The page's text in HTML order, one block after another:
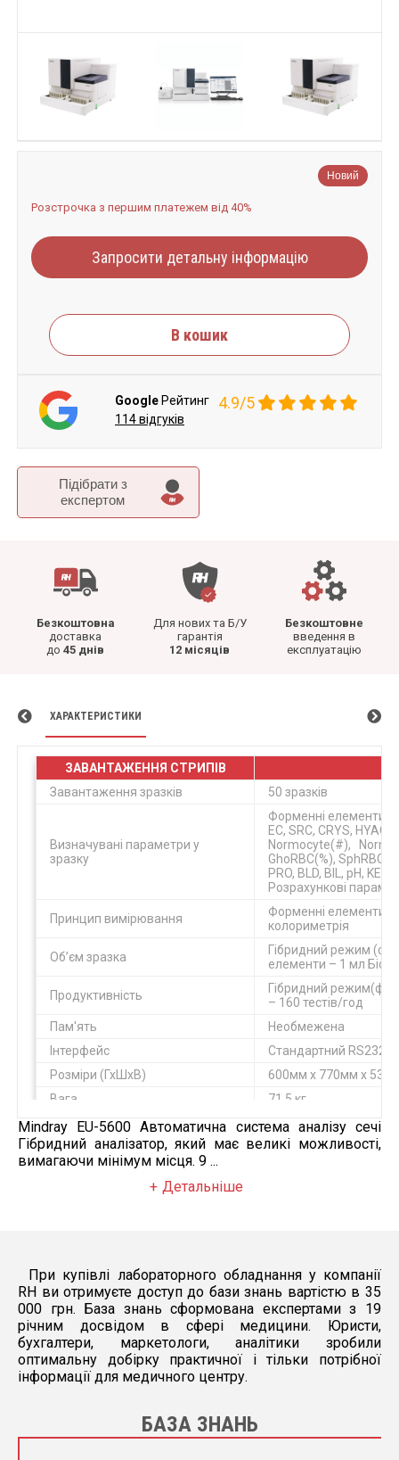
Підібрати з
експертом
Безкоштовна
доставка
до 45 днів
Для нових та Б/У
гарантія
12 місяців
Безкоштовне
введення в
експлуатацію
Новий
Розстрочка з першим платежем від 40%
Запросити детальну інформацію
В кошик
Google Рейтинг 4.9/5
114 відгуків
ХАРАКТЕРИСТИКИ
ЗАВАНТАЖЕННЯ СТРИПІВ
Завантаження зразків
50 зразків
Визначувані параметри у
зразку
Форменні елементи:
EC, SRC, CRYS,
Normocyte(#),
GhoRBC(%),
PRO, BLD, BIL, pH,
Розрахункові
Принцип вимірювання
Форменні елементи –
колориметрія
Об’єм зразка
Гібридний режим
елементи – 1 мл
Продуктивність
Гібридний
– 160 тестів/год
Пам'ять
Необмежена
Інтерфейс
Стандартний RS232
Розміри (ГхШхВ)
600мм х 770мм х
Вага
71,5 кг
Mindray EU-5600 Автоматична система аналізу сечі
Гібридний аналізатор, який має великі можливості,
вимагаючи мінімум місця. 9 ...
Детальніше
При купівлі лабораторного обладнання у компанії
RH ви отримуєте доступ до бази знань вартістю в 35
000 грн. База знань сформована експертами з 19
річним досвідом в сфері медицини. Юристи,
бухгалтери, маркетологи, аналітики зробили
оптимальну добірку практичної і тільки потрібної
інформації для медичного центру.
БАЗА ЗНАНЬ